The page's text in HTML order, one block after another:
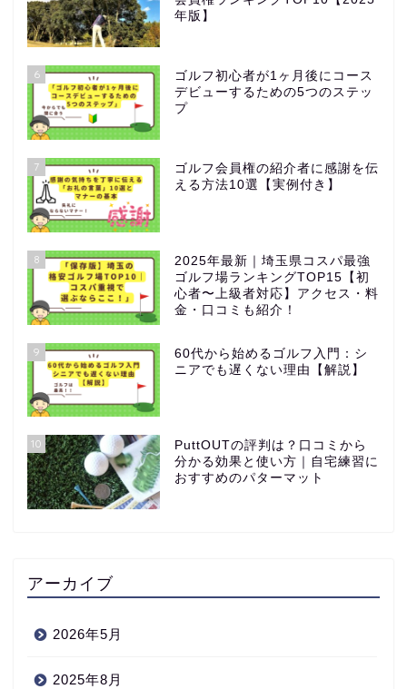
年版】
6
ゴルフ初心者が1ヶ月後にコース
デビューするための5つのステッ
プ
7
ゴルフ会員権の紹介者に感謝を伝
える方法10選【実例付き】
8
2025年最新｜埼玉県コスパ最強
ゴルフ場ランキングTOP15【初
心者〜上級者対応】アクセス・料
金・口コミも紹介！
9
60代から始めるゴルフ入門：シ
ニアでも遅くない理由【解説】
10
PuttOUTの評判は？口コミから
分かる効果と使い方｜自宅練習に
おすすめのパターマット
アーカイブ
2026年5月
2025年8月